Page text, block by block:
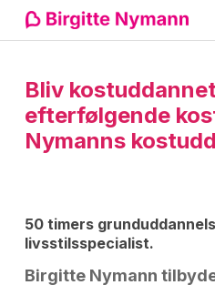
Skip
to
content
Bliv
efterfølgende
Nymanns
50 timers
livsstilsspecialist.
Birgitte Nymann